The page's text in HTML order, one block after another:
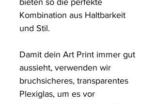
bieten so die perfekte
Kombination aus Haltbarkeit
und Stil.
Damit dein Art Print immer gut
aussieht, verwenden wir
bruchsicheres, transparentes
Plexiglas, um es vor